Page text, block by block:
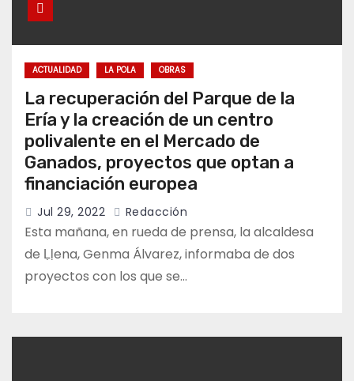
ACTUALIDAD LA POLA OBRAS
La recuperación del Parque de la
Ería y la creación de un centro
polivalente en el Mercado de
Ganados, proyectos que optan a
financiación europea
Jul 29, 2022 Redacción
Esta mañana, en rueda de prensa, la alcaldesa
de Ḷḷena, Genma Álvarez, informaba de dos
proyectos con los que se…